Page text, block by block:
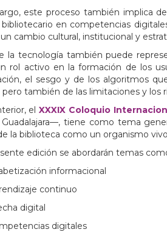
este proceso también implica
bibliotecario en competencias
cambio cultural, institucional y
la tecnología también puede
rol activo en la formación de los
el sesgo y de los algoritmos
pero también de las limitaciones y los
elXXXIX Coloquio
Guadalajara—, tiene como tema
la biblioteca como un organismo
edición se abordarán temas
informacional
continuo
digital
digitales